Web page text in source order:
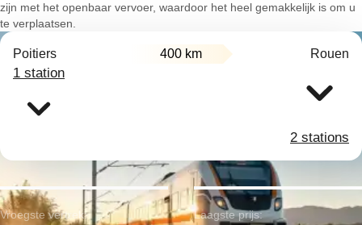
zijn met het openbaar vervoer, waardoor het heel gemakkelijk is om u
te verplaatsen.
Poitiers 400 km Rouen
1 station
2 stations
Vroegste vertrek: Laagste prijs: